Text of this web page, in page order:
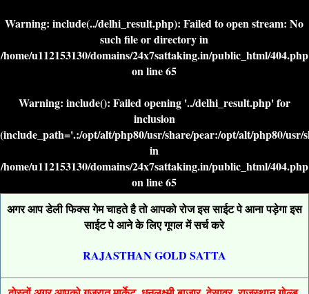
Warning: include(../delhi_result.php): Failed to open stream: No
such file or directory in
/home/u112153130/domains/24x7sattaking.in/public_html/404.php
on line65
Warning: include(): Failed opening '../delhi_result.php' for
inclusion
(include_path='.:/opt/alt/php80/usr/share/pear:/opt/alt/php80/
in
/home/u112153130/domains/24x7sattaking.in/public_html/404.php
on line65
अगर आप डेली फिक्स गेम चाहते है तो आपको रोज इस साईट पे आना पड़ेगा इस
साईट पे आने के लिए गूगल में सर्च करे
RAJASTHAN GOLD SATTA